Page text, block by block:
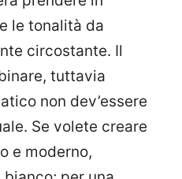
le tonalità da
circostante. Il
tuttavia
non dev’essere
Se volete creare
e moderno,